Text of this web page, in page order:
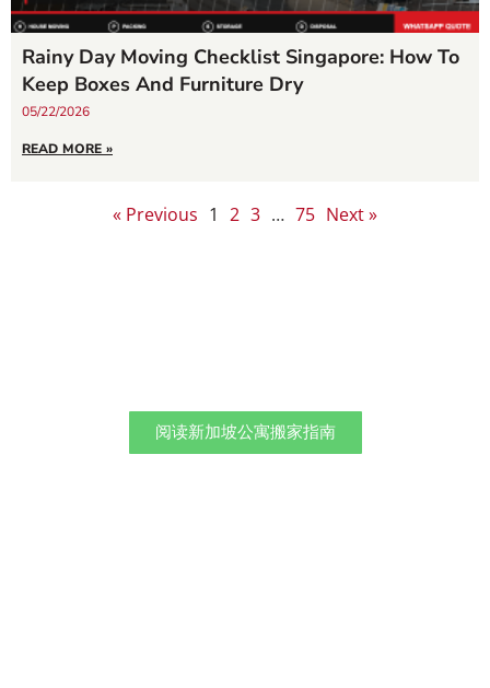
Rainy Day Moving Checklist Singapore: How To
Keep Boxes And Furniture Dry
05/22/2026
READ MORE »
« Previous 1 2 3 … 75 Next »
阅读新加坡公寓搬家指南